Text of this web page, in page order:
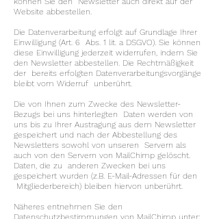
Website abbestellen.
Die Datenverarbeitung erfolgt auf Grundlage Ihrer
Einwilligung (Art. 6 Abs. 1 lit. a DSGVO). Sie können
diese Einwilligung jederzeit widerrufen, indem Sie
den Newsletter abbestellen. Die Rechtmäßigkeit
der bereits erfolgten Datenverarbeitungsvorgänge
bleibt vom Widerruf unberührt.
Die von Ihnen zum Zwecke des Newsletter-
Bezugs bei uns hinterlegten Daten werden von
uns bis zu Ihrer Austragung aus dem Newsletter
gespeichert und nach der Abbestellung des
Newsletters sowohl von unseren Servern als
auch von den Servern von MailChimp gelöscht.
Daten, die zu anderen Zwecken bei uns
gespeichert wurden (z.B. E-Mail-Adressen für den
Mitgliederbereich) bleiben hiervon unberührt.
Näheres entnehmen Sie den
Datenschutzbestimmungen von MailChimp unter: